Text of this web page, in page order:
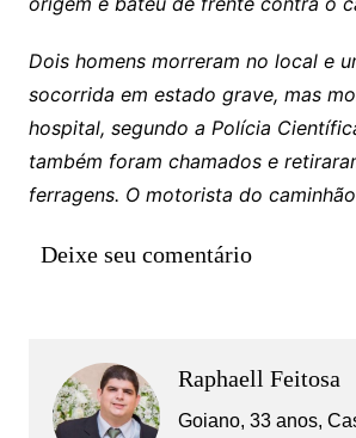
Dois homens morreram no local e
socorrida em estado grave, mas
hospital, segundo a Polícia
também foram chamados e
ferragens. O motorista do
Deixe seu comentário
Raphaell Feitosa
Goiano, 33 anos,